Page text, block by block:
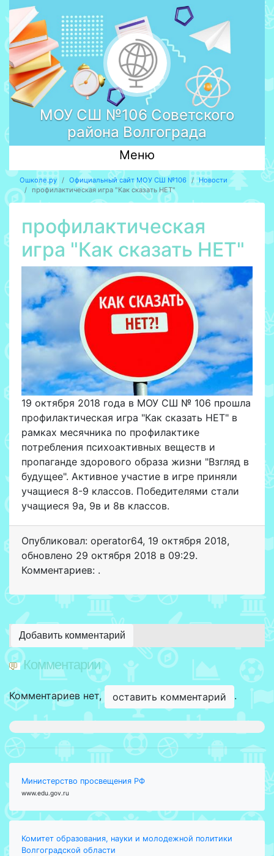
МОУ СШ №106 Советского
района Волгограда
Меню
Ошколе.ру Официальный сайт МОУ СШ №106
Новости
профилактическая игра "Как сказать НЕТ"
профилактическая
игра "Как сказать НЕТ"
19 октября 2018 года в МОУ СШ № 106 прошла
профилактическая игра "Как сказать НЕТ" в
рамках месячника по профилактике
потребления психоактивных веществ и
пропаганде здорового образа жизни "Взгляд в
будущее". Активное участие в игре приняли
учащиеся 8-9 классов. Победителями стали
учащиеся 9а, 9в и 8в классов.
Опубликовал: operator64, 19 октября 2018,
обновлено 29 октября 2018 в 09:29.
Комментариев: .
Добавить комментарий
Комментарии
Комментариев нет, оставить комментарий .
Министерство просвещения РФ
www.edu.gov.ru
Комитет образования, науки и молодежной политики
Волгоградской области